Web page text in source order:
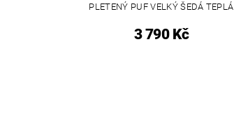
PLETENÝ PUF VELKÝ ŠEDÁ TEPLÁ
3 790 Kč